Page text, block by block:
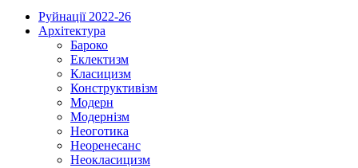
Руйнації 2022-26
Архітектура
Бароко
Еклектизм
Класицизм
Конструктивізм
Модерн
Модернізм
Неоготика
Неоренесанс
Неокласицизм